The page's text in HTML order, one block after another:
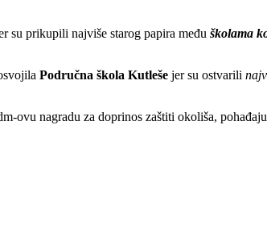
su prikupili najviše starog papira među školama
Područna škola Kutleše jer su ostvarili
ovu nagradu za doprinos zaštiti okoliša,